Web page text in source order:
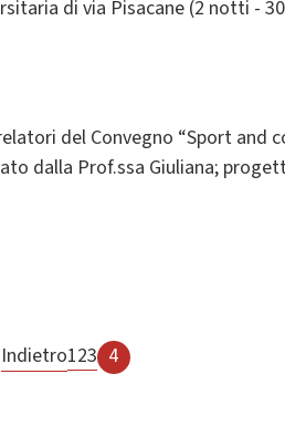
di via Pisacane (2 notti -
del Convegno “Sport and
dalla Prof.ssa Giuliana;
Indietro123 4